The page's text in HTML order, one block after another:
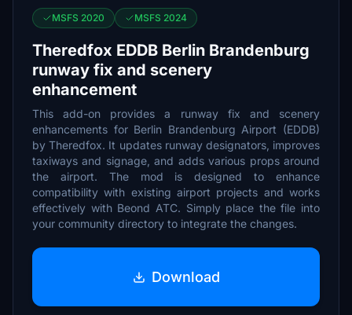
MSFS 2020 MSFS 2024
Theredfox EDDB Berlin Brandenburg
runway fix and scenery
enhancement
This add-on provides a runway fix and scenery
enhancements for Berlin Brandenburg Airport (EDDB)
by Theredfox. It updates runway designators, improves
taxiways and signage, and adds various props around
the airport. The mod is designed to enhance
compatibility with existing airport projects and works
effectively with Beond ATC. Simply place the file into
your community directory to integrate the changes.
Download